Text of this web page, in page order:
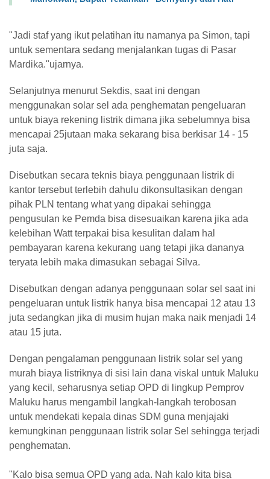
"Jadi staf yang ikut pelatihan itu namanya pa Simon, tapi
untuk sementara sedang menjalankan tugas di Pasar
Mardika."ujarnya.
Selanjutnya menurut Sekdis, saat ini dengan
menggunakan solar sel ada penghematan pengeluaran
untuk biaya rekening listrik dimana jika sebelumnya bisa
mencapai 25jutaan maka sekarang bisa berkisar 14 - 15
juta saja.
Disebutkan secara teknis biaya penggunaan listrik di
kantor tersebut terlebih dahulu dikonsultasikan dengan
pihak PLN tentang what yang dipakai sehingga
pengusulan ke Pemda bisa disesuaikan karena jika ada
kelebihan Watt terpakai bisa kesulitan dalam hal
pembayaran karena kekurang uang tetapi jika dananya
teryata lebih maka dimasukan sebagai Silva.
Disebutkan dengan adanya penggunaan solar sel saat ini
pengeluaran untuk listrik hanya bisa mencapai 12 atau 13
juta sedangkan jika di musim hujan maka naik menjadi 14
atau 15 juta.
Dengan pengalaman penggunaan listrik solar sel yang
murah biaya listriknya di sisi lain dana viskal untuk Maluku
yang kecil, seharusnya setiap OPD di lingkup Pemprov
Maluku harus mengambil langkah-langkah terobosan
untuk mendekati kepala dinas SDM guna menjajaki
kemungkinan penggunaan listrik solar Sel sehingga terjadi
penghematan.
"Kalo bisa semua OPD yang ada. Nah kalo kita bisa